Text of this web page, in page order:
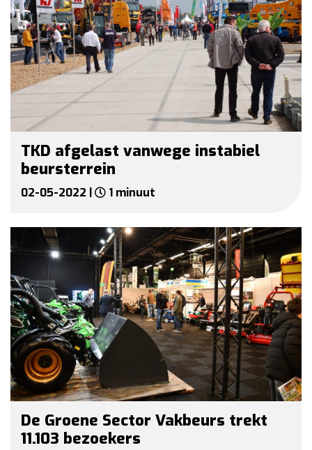
TKD afgelast vanwege instabiel
beursterrein
02-05-2022 | 1 minuut
De Groene Sector Vakbeurs trekt
11.103 bezoekers